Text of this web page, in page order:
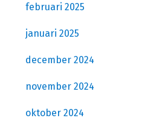
februari 2025
januari 2025
december 2024
november 2024
oktober 2024